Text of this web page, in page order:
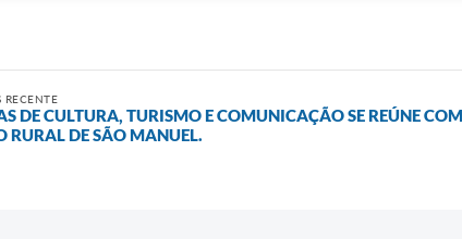
DE CULTURA, TURISMO E COMUNICAÇÃO SE REÚNE
RURAL DE SÃO MANUEL.